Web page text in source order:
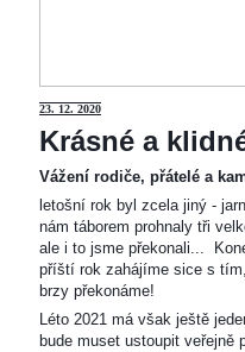
23. 12. 2020
Krásné a
Vážení rodiče, přátelé a
letošní rok byl zcela jiný -
nám táborem prohnaly tři
ale i to jsme překonali...
příští rok zahájíme sice s
brzy překonáme!
Léto 2021 má však ještě
bude muset ustoupit